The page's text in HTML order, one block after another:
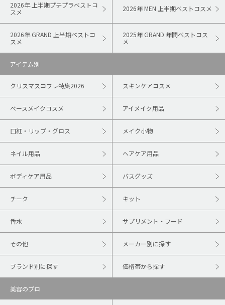
2026年 上半期プチプラベストコ
スメ
2026年 MEN 上半期ベストコスメ
2026年 GRAND 上半期ベストコ
スメ
2025年 GRAND 年間ベストコス
メ
アイテム別
クリスマスコフレ特集2026 スキンケアコスメ
ベースメイクコスメ アイメイク用品
口紅・リップ・グロス メイク小物
ネイル用品 ヘアケア用品
ボディケア用品 バスグッズ
チーク キット
香水 サプリメント・フード
その他 メーカー別に探す
ブランド別に探す 価格帯から探す
美容のプロ